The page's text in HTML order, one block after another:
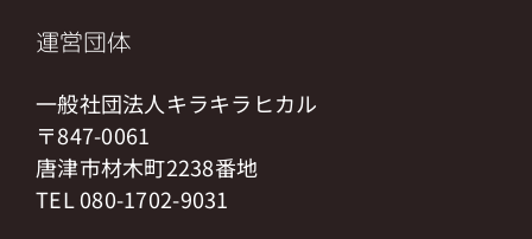
運営団体
一般社団法人キラキラヒカル
〒847-0061
唐津市材木町2238番地
TEL 080-1702-9031